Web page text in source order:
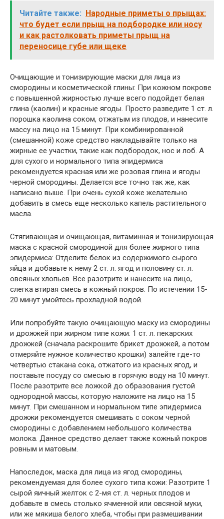
Читайте также: Народные приметы о прыщах:
что будет если прыщ на подбородке или носу
и как растолковать приметы прыщ на
переносице губе или щеке
Очищающие и тонизирующие маски для лица из
смородины и косметической глины: При кожном покрове
с повышенной жирностью лучше всего подойдет белая
глина (каолин) и красные ягоды. Просто разведите 1 ст. л.
порошка каолина соком, отжатым из плодов, и нанесите
массу на лицо на 15 минут. При комбинированной
(смешанной) коже средство накладывайте только на
жирные ее участки, такие как подбородок, нос и лоб. А
для сухого и нормального типа эпидермиса
рекомендуется красная или же розовая глина и ягоды
черной смородины. Делается все точно так же, как
написано выше. При очень сухой коже желательно
добавить в смесь еще несколько капель растительного
масла.
Стягивающая и очищающая, витаминная и тонизирующая
маска с красной смородиной для более жирного типа
эпидермиса: Отделите белок из содержимого сырого
яйца и добавьте к нему 2 ст. л. ягод и половину ст. л.
овсяных хлопьев. Все разотрите и нанесите на лицо,
слегка втирая смесь в кожный покров. По истечении 15-
20 минут умойтесь прохладной водой.
Или попробуйте такую очищающую маску из смородины
и дрожжей при жирном типе кожи: 1 ст. л. пекарских
дрожжей (сначала раскрошите брикет дрожжей, а потом
отмеряйте нужное количество крошки) залейте где-то
четвертью стакана сока, отжатого из красных ягод, и
поставьте посуду со смесью в горячую воду на 10 минут.
После разотрите все ложкой до образования густой
однородной массы, которую наложите на лицо на 15
минут. При смешанном и нормальном типе эпидермиса
дрожжи рекомендуется смешивать с соком черной
смородины с добавлением небольшого количества
молока. Данное средство делает также кожный покров
ровным и матовым.
Напоследок, маска для лица из ягод смородины,
рекомендуемая для более сухого типа кожи: Разотрите 1
сырой яичный желток с 2-мя ст. л. черных плодов и
добавьте в смесь столько ячменной или овсяной муки,
или же мякиша белого хлеба, чтобы при размешивании